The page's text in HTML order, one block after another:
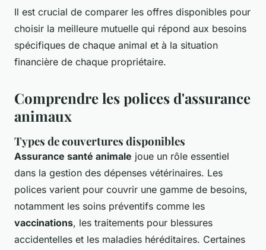
Il est crucial de comparer les offres disponibles pour
choisir la meilleure mutuelle qui répond aux besoins
spécifiques de chaque animal et à la situation
financière de chaque propriétaire.
Comprendre les polices d'assurance
animaux
Types de couvertures disponibles
Assurance santé animale joue un rôle essentiel
dans la gestion des dépenses vétérinaires. Les
polices varient pour couvrir une gamme de besoins,
notamment les soins préventifs comme les
vaccinations, les traitements pour blessures
accidentelles et les maladies héréditaires. Certaines